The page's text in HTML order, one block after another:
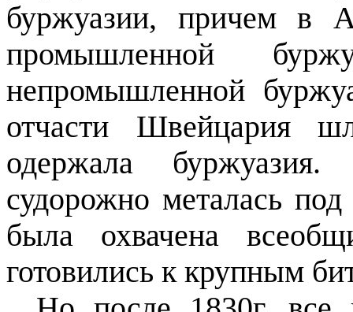
буржуазии, причем в
промышленной
непромышленной
отчасти Швейцария
одержала
судорожно металась
была охвачена
готовились к крупным